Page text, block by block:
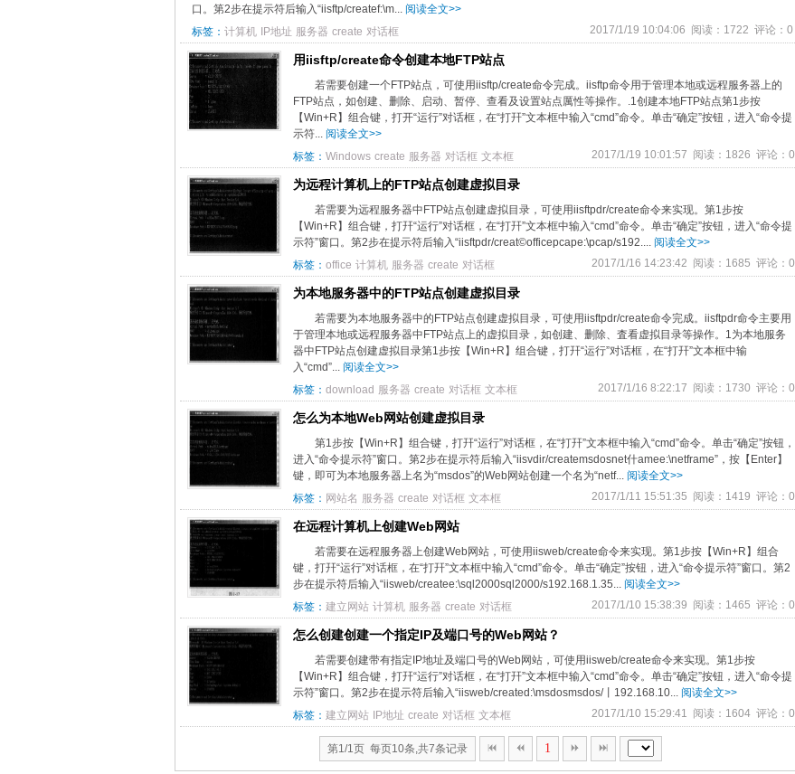
口。第2步在提示符后输入“iisftp/createf:\m... 阅读全文>>
2017/1/19 10:04:06 阅读：1722 评论：0
标签： 计算机 IP地址 服务器 create 对话框
用iisftp/create命令创建本地FTP站点
若需要创建一个FTP站点，可使用iisftp/create命令完成。iisftp命令用于管理本地或远程服务器上的
FTP站点，如创建、删除、启动、暂停、查看及设置站点厲性等操作。.1创建本地FTP站点第1步按
【Win+R】组合键，打开“运行”对话框，在“打幵”文本框中输入“cmd”命令。单击“确定”按钮，进入“命令提
示符... 阅读全文>>
2017/1/19 10:01:57 阅读：1826 评论：0
标签： Windows create 服务器 对话框 文本框
为远程计算机上的FTP站点创建虚拟目录
若需要为远程服务器中FTP站点创建虚拟目录，可使用iisftpdr/create命令来实现。第1步按
【Win+R】组合键，打幵“运行”对话框，在“打幵”文本框中输入“cmd”命令。单击“确定”按钮，进入“命令提
示符”窗口。第2步在提示符后输入“iisftpdr/creat©officepcape:\pcap/s192.... 阅读全文>>
2017/1/16 14:23:42 阅读：1685 评论：0
标签： office 计算机 服务器 create 对话框
为本地服务器中的FTP站点创建虚拟目录
若需要为本地服务器中的FTP站点创建虚拟目录，可使用iisftpdr/create命令完成。iisftpdr命令主要用
于管理本地或远程服务器中FTP站点上的虚拟目录，如创建、删除、査看虚拟目录等操作。1为本地服务
器中FTP站点创建虚拟目录第1步按【Win+R】组合键，打幵“运行”对话框，在“打幵”文本框中输
入“cmd”... 阅读全文>>
2017/1/16 8:22:17 阅读：1730 评论：0
标签： download 服务器 create 对话框 文本框
怎么为本地Web网站创建虚拟目录
第1步按【Win+R】组合键，打幵“运行”对话框，在“打幵”文本框中输入“cmd”命令。单击“确定”按钮，
进入“命令提示符”窗口。第2步在提示符后输入“iisvdir/createmsdosnet什amee:\netframe”，按【Enter】
键，即可为本地服务器上名为“msdos”的Web网站创建一个名为“netf... 阅读全文>>
2017/1/11 15:51:35 阅读：1419 评论：0
标签： 网站名 服务器 create 对话框 文本框
在远程计算机上创建Web网站
若需要在远程服务器上创建Web网站，可使用iisweb/create命令来实现。第1步按【Win+R】组合
键，打幵“运行”对话框，在“打幵”文本框中输入“cmd”命令。单击“确定”按钮，进入“命令提示符”窗口。第2
步在提示符后输入“iisweb/createe:\sql2000sql2000/s192.168.1.35... 阅读全文>>
2017/1/10 15:38:39 阅读：1465 评论：0
标签： 建立网站 计算机 服务器 create 对话框
怎么创建创建一个指定IP及端口号的Web网站？
若需要创建带有指定IP地址及端口号的Web网站，可使用iisweb/create命令来实现。第1步按
【Win+R】组合键，打幵“运行”对话框，在“打幵”文本框中输入“cmd”命令。单击“确定”按钮，进入“命令提
示符”窗口。第2步在提示符后输入“iisweb/created:\msdosmsdos/丨192.168.10... 阅读全文>>
2017/1/10 15:29:41 阅读：1604 评论：0
标签： 建立网站 IP地址 create 对话框 文本框
第1/1页 每页10条,共7条记录 1